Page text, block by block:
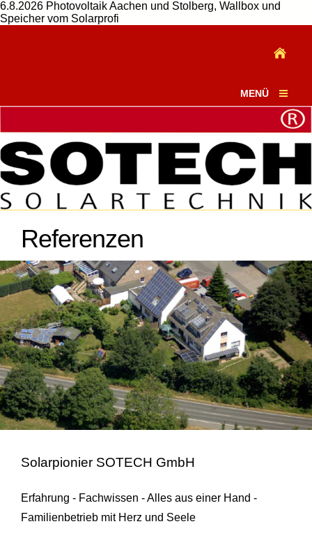
6.8.2026 Photovoltaik Aachen und Stolberg, Wallbox und
Speicher vom Solarprofi
MENÜ
Referenzen
Solarpionier SOTECH GmbH
Erfahrung - Fachwissen - Alles aus einer Hand -
Familienbetrieb mit Herz und Seele